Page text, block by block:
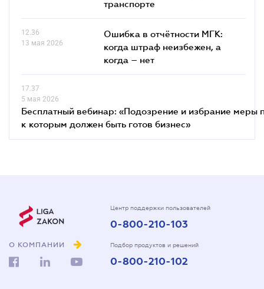
транспорте
12.36
13 мая 2026
Ошибка в отчётности МГК:
когда штраф неизбежен, а
когда – нет
17.37
5 мая 2026
Бесплатный вебинар: «Подозрение и избрание меры
к которым должен быть готов бизнес»
О КОМПАНИИ
Центр поддержки пользователей
0-800-210-103
Подбор продуктов и решений
0-800-210-102